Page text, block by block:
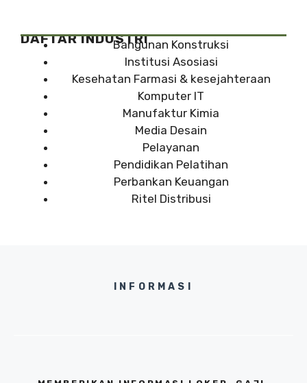
DAFTAR INDUSTRIBangunan Konstruksi
Institusi Asosiasi
Kesehatan Farmasi & kesejahteraan
Komputer IT
Manufaktur Kimia
Media Desain
Pelayanan
Pendidikan Pelatihan
Perbankan Keuangan
Ritel Distribusi
INFORMASI